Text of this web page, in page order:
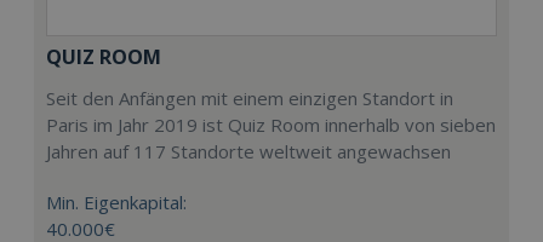
QUIZ ROOM
Seit den Anfängen mit einem einzigen Standort in
Paris im Jahr 2019 ist Quiz Room innerhalb von sieben
Jahren auf 117 Standorte weltweit angewachsen
Min. Eigenkapital:
40.000€